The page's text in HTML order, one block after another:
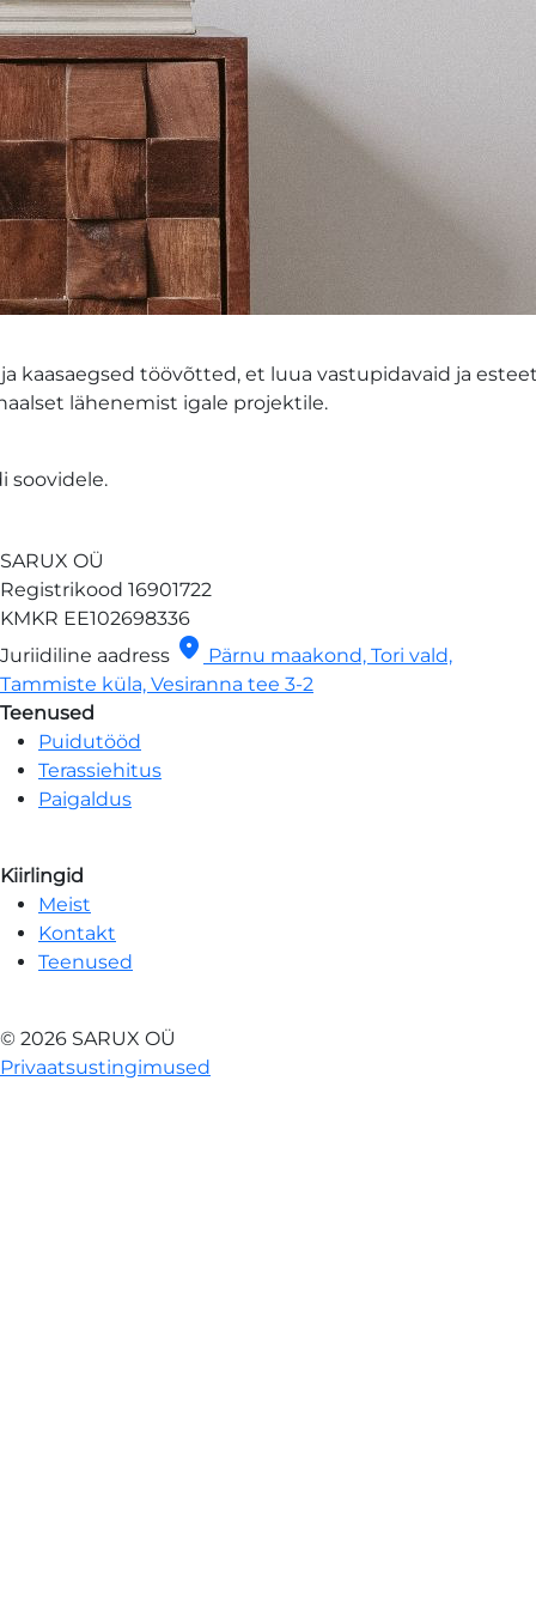
töövõtted, et luua vastupidavaid ja
lähenemist igale projektile.
soovidele.
SARUX OÜ
Registrikood 16901722
KMKR EE102698336
Juriidiline aadress location_on Pärnu maakond, Tori vald,
Tammiste küla, Vesiranna tee 3-2
Teenused
Puidutööd
Terassiehitus
Paigaldus
Kiirlingid
Meist
Kontakt
Teenused
© 2026 SARUX OÜ
Privaatsustingimused